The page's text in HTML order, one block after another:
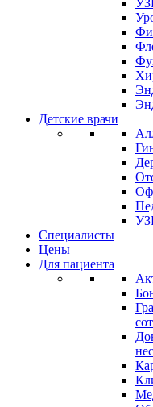
Детские врачи
Специалисты
Цены
Для пациента